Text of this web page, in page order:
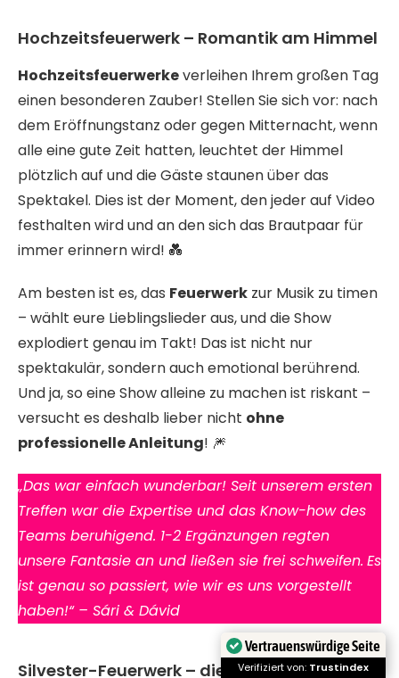
Hochzeitsfeuerwerk – Romantik am Himmel
Hochzeitsfeuerwerkeverleihen Ihrem großen Tag
einen besonderen Zauber! Stellen Sie sich vor: nach
dem Eröffnungstanz oder gegen Mitternacht, wenn
alle eine gute Zeit hatten, leuchtet der Himmel
plötzlich auf und die Gäste staunen über das
Spektakel. Dies ist der Moment, den jeder auf Video
festhalten wird und an den sich das Brautpaar für
immer erinnern wird! 💑
Am besten ist es, das Feuerwerk zur Musik zu timen
– wählt eure Lieblingslieder aus, und die Show
explodiert genau im Takt! Das ist nicht nur
spektakulär, sondern auch emotional berührend.
Und ja, so eine Show alleine zu machen ist riskant –
versucht es deshalb lieber nicht ohne
professionelle Anleitung! 🎆
„Das war einfach wunderbar! Seit unserem ersten
Treffen war die Expertise und das Know-how des
Teams beruhigend. 1-2 Ergänzungen regten
unsere Fantasie an und ließen sie frei schweifen. Es
ist genau so passiert, wie wir es uns vorgestellt
haben!“ – Sári & Dávid
Silvester-Feuerwerk – die spektakulärste
Vertrauenswürdige Seite
Verifiziert von: Trustindex